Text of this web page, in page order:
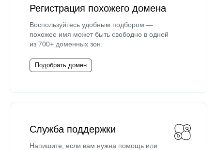
Регистрация похожего домена
Воспользуйтесь удобным подбором —
похожее имя может быть свободно в одной
из 700+ доменных зон.
Подобрать домен
Служба поддержки
Напишите, если вам нужна помощь или